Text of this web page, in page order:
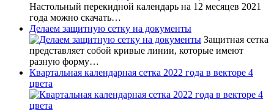
Настольный перекидной календарь на 12 месяцев 2021
года можно скачать…
Делаем защитную сетку на документы
Защитная сетка
представляет собой кривые линии, которые имеют
разную форму…
Квартальная календарная сетка 2022 года в векторе 4
цвета